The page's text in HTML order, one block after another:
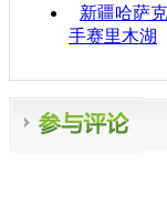
新疆哈萨
手赛里木湖